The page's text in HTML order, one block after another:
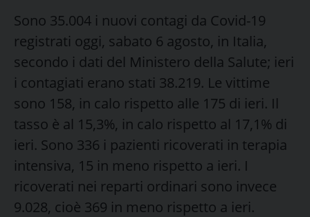
Sono 35.004 i nuovi contagi da Covid-19
registrati oggi, sabato 6 agosto, in Italia,
secondo i dati del Ministero della Salute; ieri
i contagiati erano stati 38.219. Le vittime
sono 158, in calo rispetto alle 175 di ieri. Il
tasso è al 15,3%, in calo rispetto al 17,1% di
ieri. Sono 336 i pazienti ricoverati in terapia
intensiva, 15 in meno rispetto a ieri. I
ricoverati nei reparti ordinari sono invece
9.028, cioè 369 in meno rispetto a ieri.